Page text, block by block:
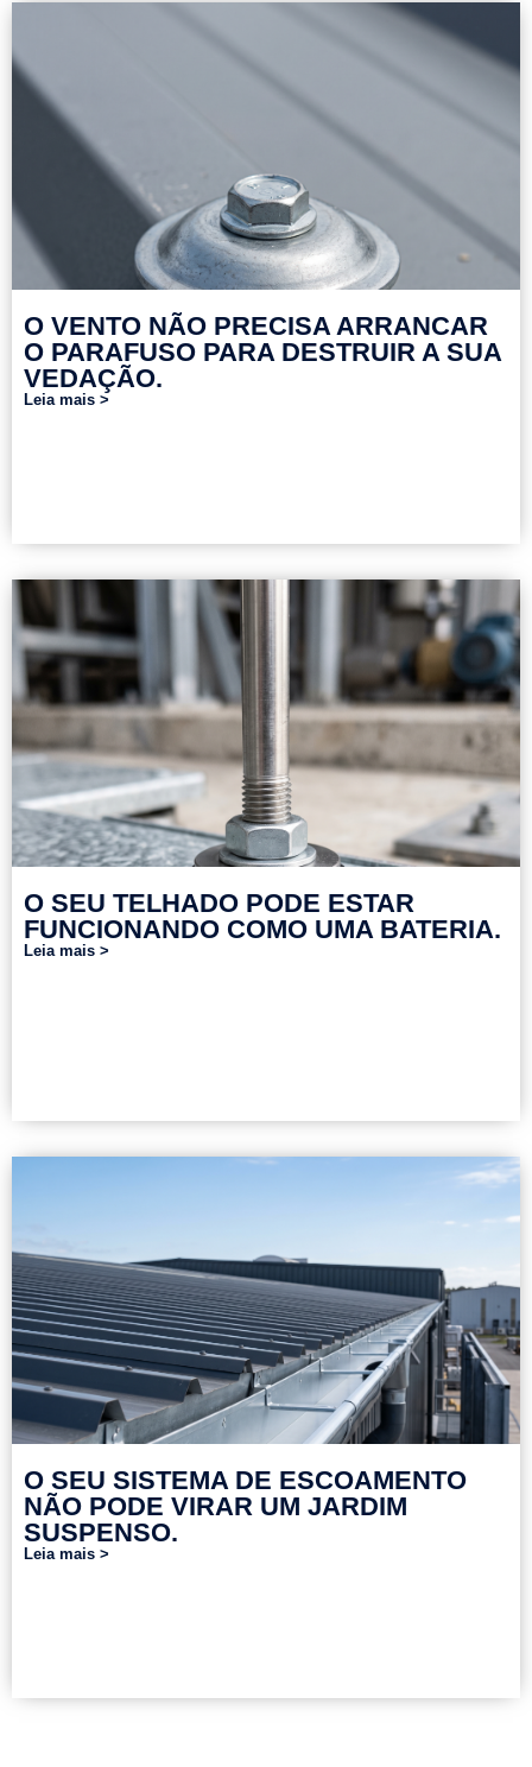
O VENTO NÃO PRECISA ARRANCAR
O PARAFUSO PARA DESTRUIR A SUA
VEDAÇÃO.
Leia mais >
O SEU TELHADO PODE ESTAR
FUNCIONANDO COMO UMA BATERIA.
Leia mais >
O SEU SISTEMA DE ESCOAMENTO
NÃO PODE VIRAR UM JARDIM
SUSPENSO.
Leia mais >